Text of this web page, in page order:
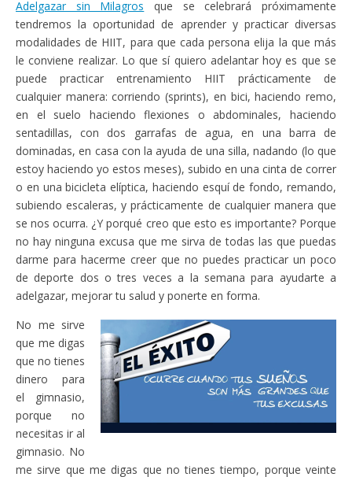
Adelgazar sin Milagros que se celebrará próximamente
tendremos la oportunidad de aprender y practicar diversas
modalidades de HIIT, para que cada persona elija la que más
le conviene realizar. Lo que sí quiero adelantar hoy es que se
puede practicar entrenamiento HIIT prácticamente de
cualquier manera: corriendo (sprints), en bici, haciendo remo,
en el suelo haciendo flexiones o abdominales, haciendo
sentadillas, con dos garrafas de agua, en una barra de
dominadas, en casa con la ayuda de una silla, nadando (lo que
estoy haciendo yo estos meses), subido en una cinta de correr
o en una bicicleta elíptica, haciendo esquí de fondo, remando,
subiendo escaleras, y prácticamente de cualquier manera que
se nos ocurra. ¿Y porqué creo que esto es importante? Porque
no hay ninguna excusa que me sirva de todas las que puedas
darme para hacerme creer que no puedes practicar un poco
de deporte dos o tres veces a la semana para ayudarte a
adelgazar, mejorar tu salud y ponerte en forma.
No me sirve
que me digas
que no tienes
dinero para
el gimnasio,
porque no
necesitas ir al
gimnasio. No
me sirve que me digas que no tienes tiempo, porque veinte